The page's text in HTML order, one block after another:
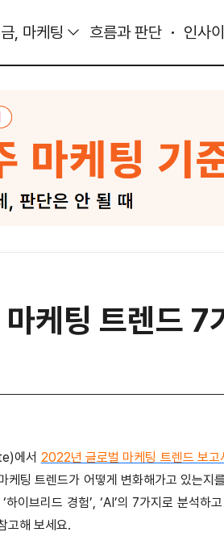
, 마케팅 흐름과 판단 인사
케팅 트렌드 7
에서 2022년 글로벌 마케팅 트렌드 보고
팅 트렌드가 어떻게 변화해가고 있는지
‘하이브리드 경험’, ‘AI’의 7가지로 분석
고해 보세요.